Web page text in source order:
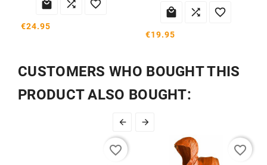
  
€24.95
  
€19.95
CUSTOMERS WHO BOUGHT THIS
PRODUCT ALSO BOUGHT:
 
favorite_border favorite_border